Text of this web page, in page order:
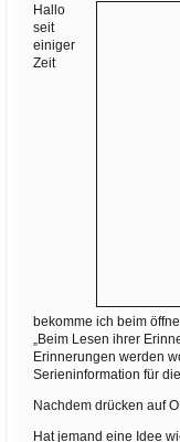
Hallo
seit
einiger
Zeit
bekomme ich beim
„Beim Lesen ihrer
Erinnerungen werden
Serieninformation für
Nachdem drücken auf
Hat jemand eine Idee
E-Mail